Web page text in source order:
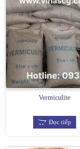
Vermiculite
Đọc tiếp